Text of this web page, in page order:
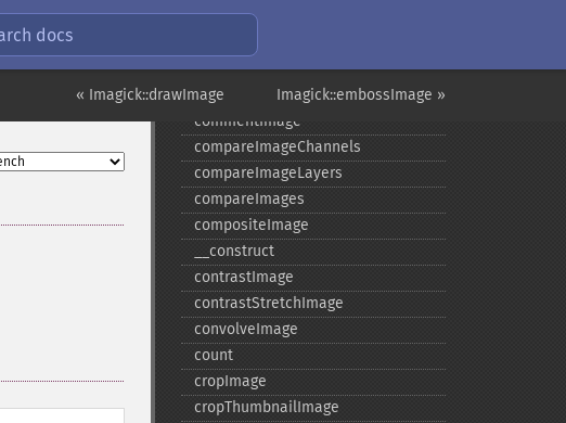
docs
Imagick::embossImage »
« Imagick::drawImage
coalesceImages
colorMatrixImage
combineImages
commentImage
compareImageChannels
compareImageLayers
compareImages
compositeImage
_​_​construct
contrastImage
contrastStretchImage
convolveImage
count
cropImage
cropThumbnailImage